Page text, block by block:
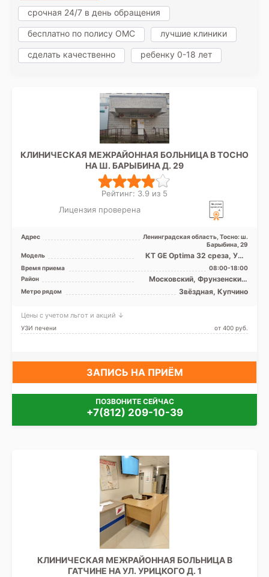
срочная 24/7 в день обращения
бесплатно по полису ОМС лучшие клиники
сделать качественно ребенку 0-18 лет
КЛИНИЧЕСКАЯ МЕЖРАЙОННАЯ БОЛЬНИЦА В ТОСНО
НА Ш. БАРЫБИНА Д. 29
Рейтинг: 3.9 из 5
Лицензия проверена
Адрес
Ленинградская область, Тосно: ш.
Барыбина, 29
Модель
КТ GE Optima 32 среза, УЗИ
аппарат, Рентген аппарат
Время приема
08:00-18:00
Район
Московский, Фрунзенский,
Лен. область
Метро рядом Звёздная, Купчино
Цены с учетом льгот и акций ↓
УЗИ печени от 400 pуб.
ЗАПИСЬ НА ПРИЁМ
ПОЗВОНИТЕ СЕЙЧАС
+7(812) 209-10-39
КЛИНИЧЕСКАЯ МЕЖРАЙОННАЯ БОЛЬНИЦА В
ГАТЧИНЕ НА УЛ. УРИЦКОГО Д. 1